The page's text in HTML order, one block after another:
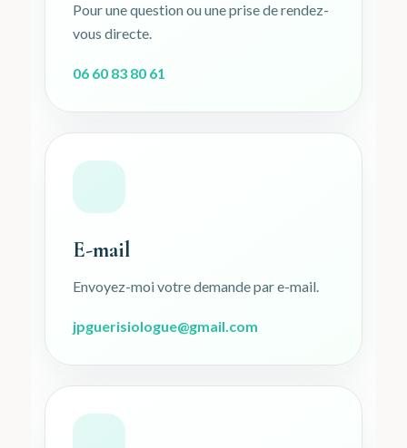
Pour une question ou une prise de rendez-
vous directe.
06 60 83 80 61
E-mail
Envoyez-moi votre demande par e-mail.
jpguerisiologue@gmail.com